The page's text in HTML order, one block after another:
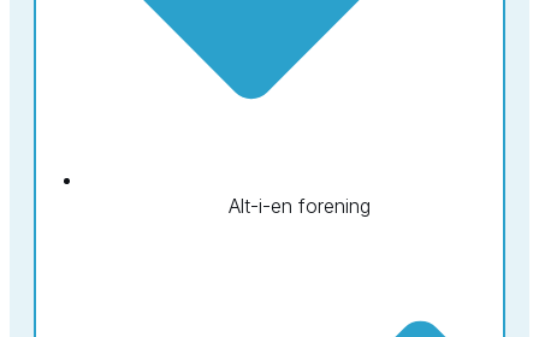
Alt-i-en forening